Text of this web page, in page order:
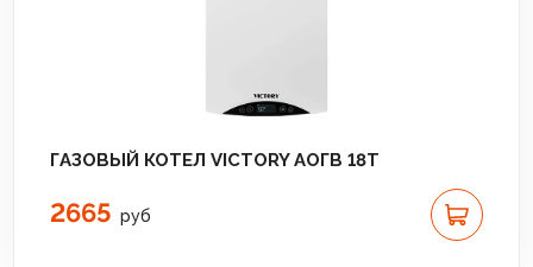
ГАЗОВЫЙ КОТЕЛ VICTORY АОГВ 18T
2665 руб